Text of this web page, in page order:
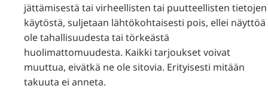
jättämisestä tai virheellisten tai puutteellisten tietojen
käytöstä, suljetaan lähtökohtaisesti pois, ellei näyttöä
ole tahallisuudesta tai törkeästä
huolimattomuudesta. Kaikki tarjoukset voivat
muuttua, eivätkä ne ole sitovia. Erityisesti mitään
takuuta ei anneta.